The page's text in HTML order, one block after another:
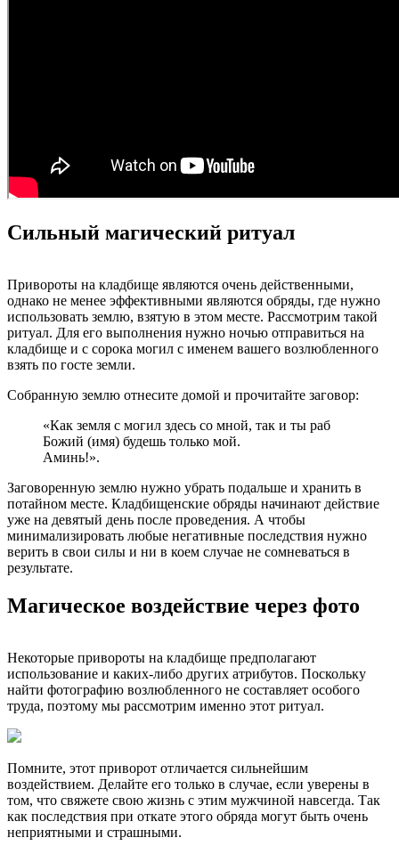
Сильный магический ритуал
Привороты на кладбище являются очень действенными,
однако не менее эффективными являются обряды, где нужно
использовать землю, взятую в этом месте. Рассмотрим такой
ритуал. Для его выполнения нужно ночью отправиться на
кладбище и с сорока могил с именем вашего возлюбленного
взять по госте земли.
Собранную землю отнесите домой и прочитайте заговор:
«Как земля с могил здесь со мной, так и ты раб
Божий (имя) будешь только мой.
Аминь!».
Заговоренную землю нужно убрать подальше и хранить в
потайном месте. Кладбищенские обряды начинают действие
уже на девятый день после проведения. А чтобы
минимализировать любые негативные последствия нужно
верить в свои силы и ни в коем случае не сомневаться в
результате.
Магическое воздействие через фото
Некоторые привороты на кладбище предполагают
использование и каких-либо других атрибутов. Поскольку
найти фотографию возлюбленного не составляет особого
труда, поэтому мы рассмотрим именно этот ритуал.
Помните, этот приворот отличается сильнейшим
воздействием. Делайте его только в случае, если уверены в
том, что свяжете свою жизнь с этим мужчиной навсегда. Так
как последствия при откате этого обряда могут быть очень
неприятными и страшными.